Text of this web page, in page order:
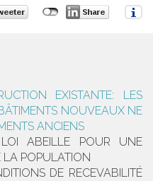
EXISTANTE: LES
NOUVEAUX NE
ANCIENS
ABEILLE POUR UNE
LA POPULATION
DE RECEVABILITÉ